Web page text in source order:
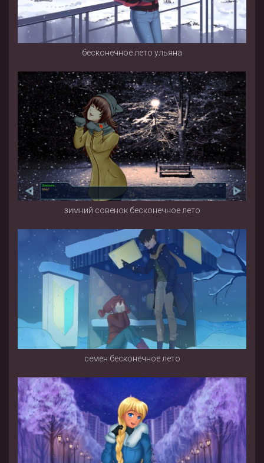
бесконечное лето ульяна
зимний совенок бесконечное лето
семен бесконечное лето